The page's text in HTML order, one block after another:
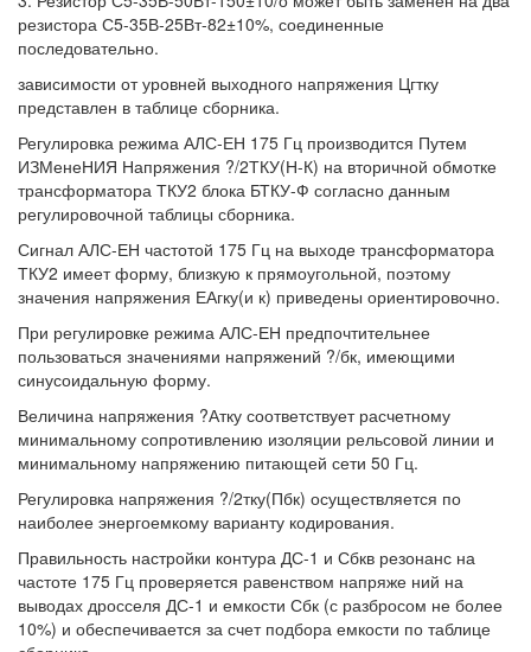
резистора С5-35В-25Вт-82±10%, соединенные
последовательно.
зависимости от уровней выходного напряжения Цгтку
представлен в таблице сборника.
Регулировка режима АЛС-ЕН 175 Гц производится Путем
ИЗМенеНИЯ Напряжения ?/2ТКУ(Н-К) на вторичной обмотке
трансформатора ТКУ2 блока БТКУ-Ф согласно данным
регулировочной таблицы сборника.
Сигнал АЛС-ЕН частотой 175 Гц на выходе трансформатора
ТКУ2 имеет форму, близкую к прямоугольной, поэтому
значения напряжения ЕАгку(и к) приведены ориентировочно.
При регулировке режима АЛС-ЕН предпочтительнее
пользоваться значениями напряжений ?/бк, имеющими
синусоидальную форму.
Величина напряжения ?Атку соответствует расчетному
минимальному сопротивлению изоляции рельсовой линии и
минимальному напряжению питающей сети 50 Гц.
Регулировка напряжения ?/2тку(Пбк) осуществляется по
наиболее энергоемкому варианту кодирования.
Правильность настройки контура ДС-1 и Сбкв резонанс на
частоте 175 Гц проверяется равенством напряже ний на
выводах дросселя ДС-1 и емкости Сбк (с разбросом не более
10%) и обеспечивается за счет подбора емкости по таблице